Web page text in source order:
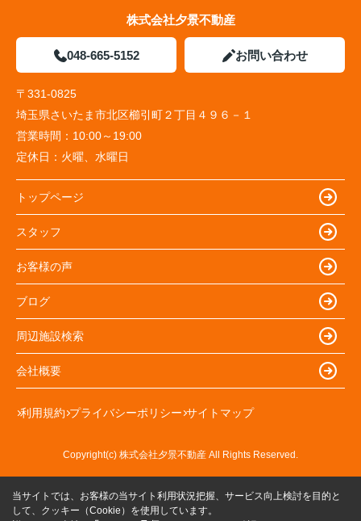
株式会社夕景不動産
048-665-5152 お問い合わせ
〒331-0825
埼玉県さいたま市北区櫛引町２丁目４９６－１
営業時間： 10:00～19:00
定休日： 火曜、水曜日
トップページ
スタッフ
お客様の声
ブログ
周辺施設検索
会社概要
利用規約 プライバシーポリシー サイトマップ
Copyright(c) 株式会社夕景不動産 All Rights Reserved.
当サイトでは、お客様の当サイト利用状況把握、サービス向上検討を目的と
して、クッキー（Cookie）を使用しています。